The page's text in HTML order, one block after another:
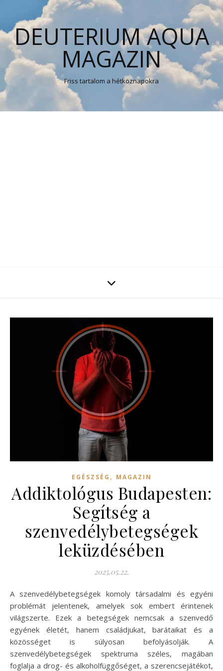
DEUTERIUM AQUA
MAGAZIN
Friss tartalom a hétköznapokra
EGÉSZSÉG , MAGAZIN
Addiktológus Budapesten:
Segítség a
szenvedélybetegségek
leküzdésében
2025.05.22.
A szenvedélybetegségek komoly társadalmi és egyéni
problémát jelentenek, amelyek sok embert érintenek
világszerte. Ezek a betegségek nemcsak a szenvedő
egyének életét, hanem családjukat, barátaikat és a
közösséget is súlyosan befolyásolják. A
szenvedélybetegségek spektruma széles, magában
foglalja a drog- és alkoholfüggőséget, a szerencsejátékot,